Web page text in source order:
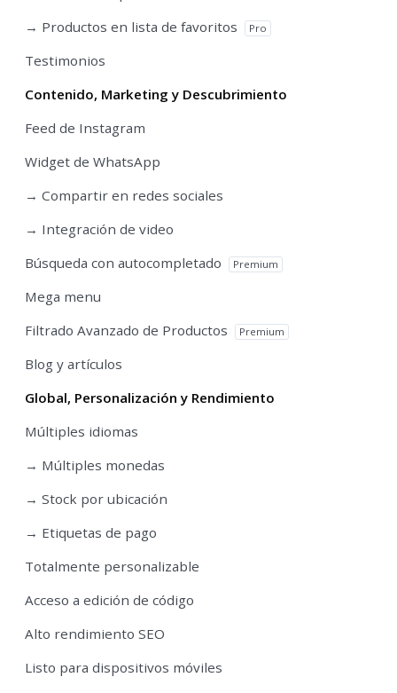
→ Productos en lista de favoritos
Pro
Testimonios
Contenido, Marketing y Descubrimiento
Feed de Instagram
Widget de WhatsApp
→ Compartir en redes sociales
→ Integración de video
Búsqueda con autocompletado
Premium
Mega menu
Filtrado Avanzado de Productos
Premium
Blog y artículos
Global, Personalización y Rendimiento
Múltiples idiomas
→ Múltiples monedas
→ Stock por ubicación
→ Etiquetas de pago
Totalmente personalizable
Acceso a edición de código
Alto rendimiento SEO
Listo para dispositivos móviles